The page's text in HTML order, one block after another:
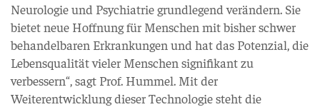
Neurologie und Psychiatrie grundlegend verändern. Sie
bietet neue Hoffnung für Menschen mit bisher schwer
behandelbaren Erkrankungen und hat das Potenzial, die
Lebensqualität vieler Menschen signifikant zu
verbessern“, sagt Prof. Hummel. Mit der
Weiterentwicklung dieser Technologie steht die